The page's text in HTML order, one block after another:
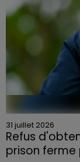
31 juillet 2026
Refus
prison ferme